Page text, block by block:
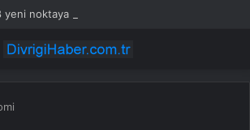
yeni noktaya daha EDS geliyor